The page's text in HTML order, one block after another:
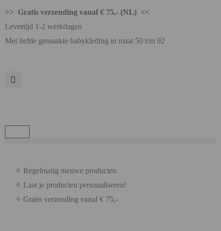
>> Gratis verzending vanaf € 75,- (NL) <<
Levertijd 1-2 werkdagen
Met liefde gemaakte babykleding in maat 50 t/m 92
✧ Regelmatig nieuwe producten
✧ Laat je producten personaliseren!
✧ Gratis verzending vanaf € 75,-